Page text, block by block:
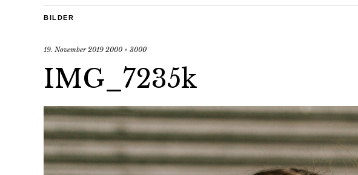
BILDER
19. November 2019 2000 × 3000
IMG_7235k